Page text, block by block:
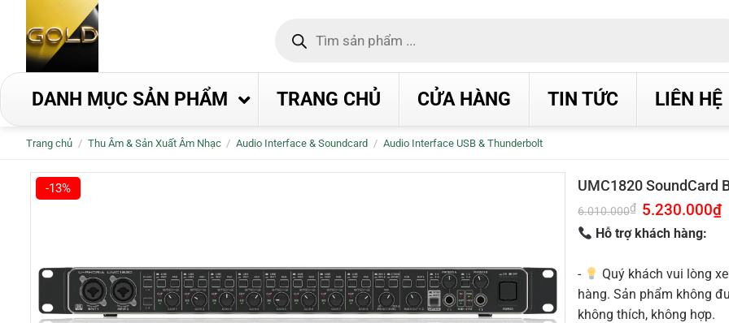
dung
kiếm
DANH MỤC SẢN PHẨM TRANG CHỦ CỬA HÀNG TIN TỨC LIÊN HỆ
Trang chủ / Thu Âm & Sản Xuất Âm Nhạc / Audio Interface & Soundcard / Audio Interface USB & Thunderbolt
-13% UMC1820 SoundCard
6.010.000₫ Giá
gốc
là:
6.010.000₫.
5.230.000₫
Hỗ trợ khách hàng:
-
Quý khách vui lòng
hàng. Sản phẩm không
không thích, không hợp.